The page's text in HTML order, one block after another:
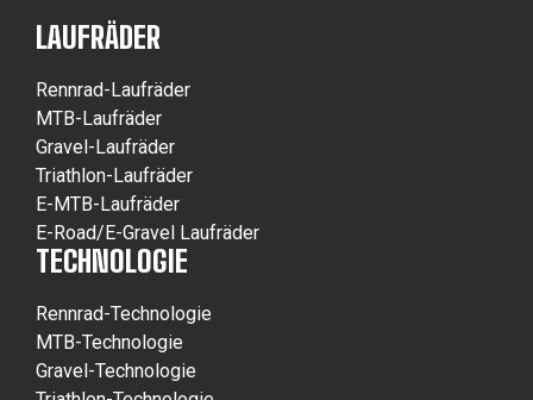
LAUFRÄDER
Rennrad-Laufräder
MTB-Laufräder
Gravel-Laufräder
Triathlon-Laufräder
E-MTB-Laufräder
E-Road/E-Gravel Laufräder
TECHNOLOGIE
Rennrad-Technologie
MTB-Technologie
Gravel-Technologie